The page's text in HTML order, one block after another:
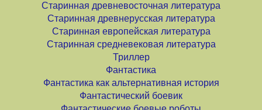
Старинная древневосточная литература
Старинная древнерусская литература
Старинная европейская литература
Старинная средневековая литература
Триллер
Фантастика
Фантастика как альтернативная история
Фантастический боевик